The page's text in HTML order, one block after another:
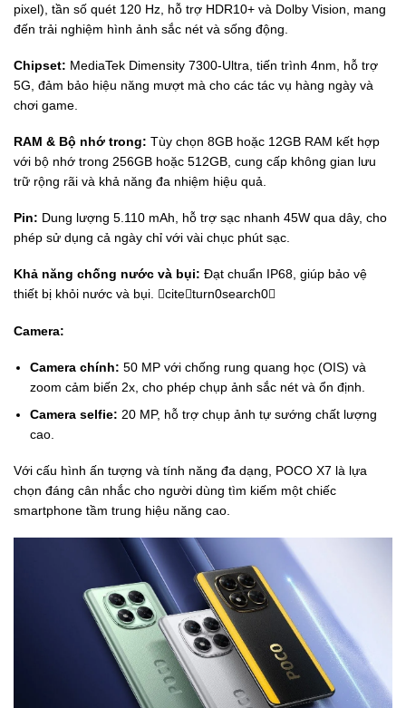
pixel), tần số quét 120 Hz, hỗ trợ HDR10+ và Dolby Vision, mang
đến trải nghiệm hình ảnh sắc nét và sống động.
Chipset: MediaTek Dimensity 7300-Ultra, tiến trình 4nm, hỗ trợ
5G, đảm bảo hiệu năng mượt mà cho các tác vụ hàng ngày và
chơi game.
RAM & Bộ nhớ trong: Tùy chọn 8GB hoặc 12GB RAM kết hợp
với bộ nhớ trong 256GB hoặc 512GB, cung cấp không gian lưu
trữ rộng rãi và khả năng đa nhiệm hiệu quả.
Pin: Dung lượng 5.110 mAh, hỗ trợ sạc nhanh 45W qua dây, cho
phép sử dụng cả ngày chỉ với vài chục phút sạc.
Khả năng chống nước và bụi: Đạt chuẩn IP68, giúp bảo vệ
thiết bị khỏi nước và bụi. citeturn0search0
Camera:
Camera chính: 50 MP với chống rung quang học (OIS) và
zoom cảm biến 2x, cho phép chụp ảnh sắc nét và ổn định.
Camera selfie: 20 MP, hỗ trợ chụp ảnh tự sướng chất lượng
cao.
Với cấu hình ấn tượng và tính năng đa dạng, POCO X7 là lựa
chọn đáng cân nhắc cho người dùng tìm kiếm một chiếc
smartphone tầm trung hiệu năng cao.